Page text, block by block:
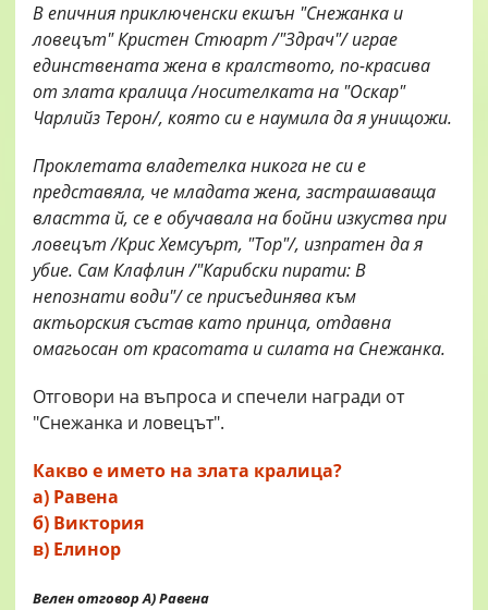
В епичния приключенски екшън "Снежанка и
ловецът" Кристен Стюарт /"Здрач"/ играе
единствената жена в кралството, по-красива
от злата кралица /носителката на "Оскар"
Чарлийз Терон/, която си е наумила да я унищожи.
Проклетата владетелка никога не си е
представяла, че младата жена, застрашаваща
властта й, се е обучавала на бойни изкуства при
ловецът /Крис Хемсуърт, "Тор"/, изпратен да я
убие. Сам Клафлин /"Карибски пирати: В
непознати води"/ се присъединява към
актьорския състав като принца, отдавна
омагьосан от красотата и силата на Снежанка.
Отговори на въпроса и спечели награди от
"Снежанка и ловецът".
Какво е името на злата кралица?
а) Равена
б) Виктория
в) Елинор
Велен отговор А) Равена